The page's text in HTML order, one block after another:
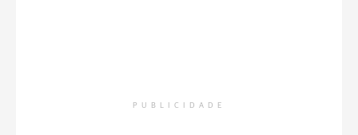
PUBLICIDADE